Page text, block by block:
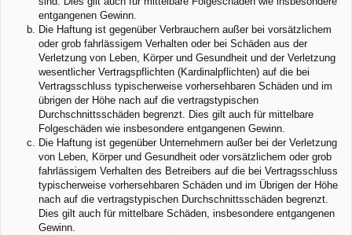
entgangenen Gewinn.
Die Haftung ist gegenüber Verbrauchern außer bei vorsätzlichem
oder grob fahrlässigem Verhalten oder bei Schäden aus der
Verletzung von Leben, Körper und Gesundheit und der Verletzung
wesentlicher Vertragspflichten (Kardinalpflichten) auf die bei
Vertragsschluss typischerweise vorhersehbaren Schäden und im
übrigen der Höhe nach auf die vertragstypischen
Durchschnittsschäden begrenzt. Dies gilt auch für mittelbare
Folgeschäden wie insbesondere entgangenen Gewinn.
Die Haftung ist gegenüber Unternehmern außer bei der Verletzung
von Leben, Körper und Gesundheit oder vorsätzlichem oder grob
fahrlässigem Verhalten des Betreibers auf die bei Vertragsschluss
typischerweise vorhersehbaren Schäden und im Übrigen der Höhe
nach auf die vertragstypischen Durchschnittsschäden begrenzt.
Dies gilt auch für mittelbare Schäden, insbesondere entgangenen
Gewinn.